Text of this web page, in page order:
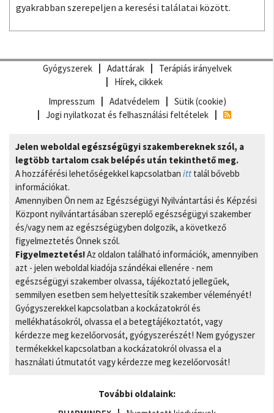
gyakrabban szerepeljen a keresési találatai között.
Gyógyszerek Adattárak
Terápiás irányelvek
Hírek, cikkek
Impresszum
Adatvédelem
Sütik (cookie)
Jogi nyilatkozat és felhasználási feltételek
Jelen weboldal egészségügyi szakembereknek szól, a
legtöbb tartalom csak belépés után tekinthető meg.
A hozzáférési lehetőségekkel kapcsolatban itt talál bővebb
információkat.
Amennyiben Ön nem az Egészségügyi Nyilvántartási és Képzési
Központ nyilvántartásában szereplő egészségügyi szakember
és/vagy nem az egészségügyben dolgozik, a következő
figyelmeztetés Önnek szól.
Figyelmeztetés!Az oldalon található információk, amennyiben
azt - jelen weboldal kiadója szándékai ellenére - nem
egészségügyi szakember olvassa, tájékoztató jellegűek,
semmilyen esetben sem helyettesítik szakember véleményét!
Gyógyszerekkel kapcsolatban a kockázatokról és
mellékhatásokról, olvassa el a betegtájékoztatót, vagy
kérdezze meg kezelőorvosát, gyógyszerészét! Nem gyógyszer
termékekkel kapcsolatban a kockázatokról olvassa el a
használati útmutatót vagy kérdezze meg kezelőorvosát!
További oldalaink: